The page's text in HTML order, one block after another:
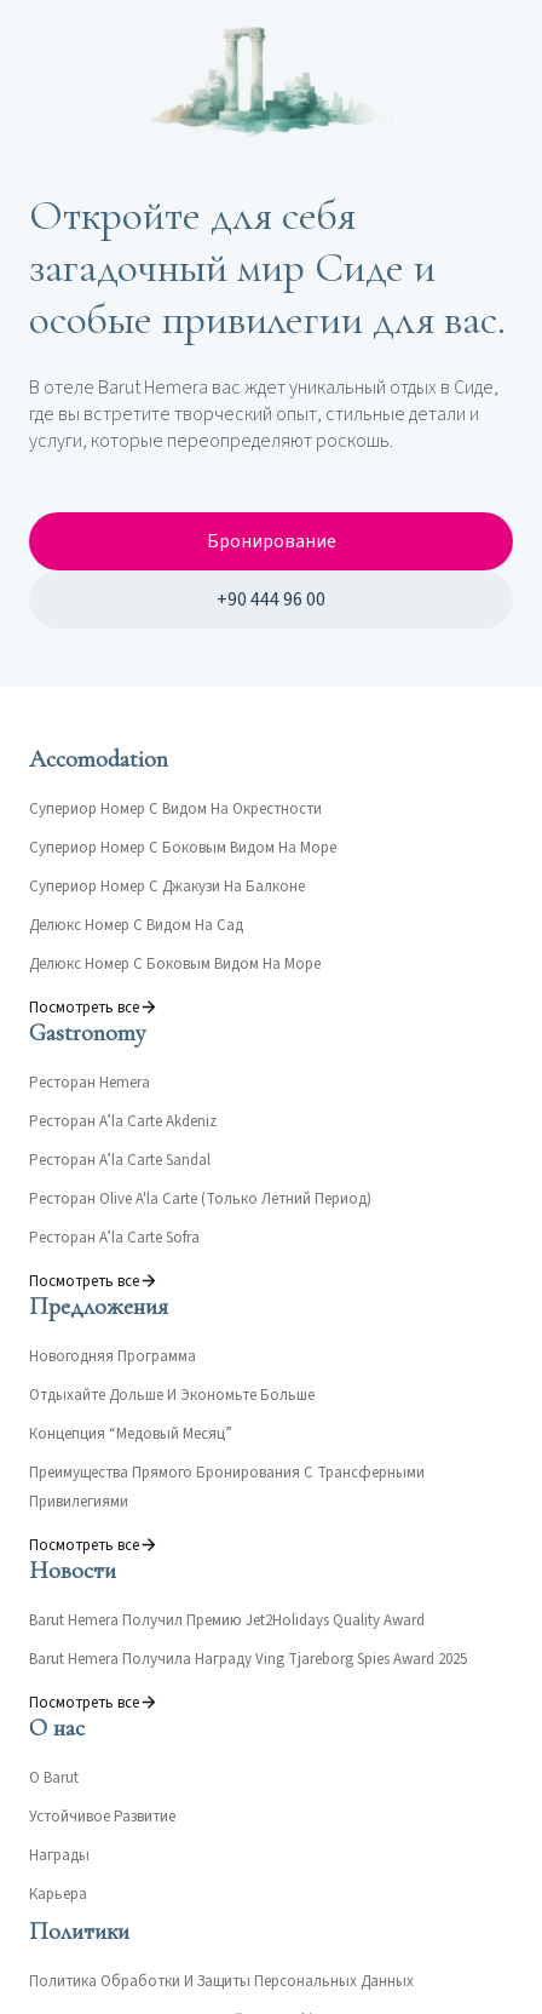
Откройте для себя
загадочный мир Сиде и
особые привилегии для вас.
В отеле Barut Hemera вас ждет уникальный отдых в Сиде,
где вы встретите творческий опыт, стильные детали и
услуги, которые переопределяют роскошь.
Бронирование
+90 444 96 00
Accomodation
Супериор Номер С Видом На Окрестности
Супериор Номер С Боковым Видом На Море
Супериор Номер С Джакузи На Балконе
Делюкс Номер С Видом На Сад
Делюкс Номер С Боковым Видом На Море
Посмотреть все
Gastronomy
Ресторан Hemera
Ресторан A’la Carte Akdeniz
Ресторан A’la Carte Sandal
Ресторан Olive A'la Carte (Только Летний Период)
Ресторан A’la Carte Sofra
Посмотреть все
Предложения
Новогодняя Программа
Отдыхайте Дольше И Экономьте Больше
Концепция “Медовый Месяц”
Преимущества Прямого Бронирования С Трансферными
Привилегиями
Посмотреть все
Новости
Barut Hemera Получил Премию Jet2Holidays Quality Award
Barut Hemera Получила Награду Ving Tjareborg Spies Award 2025
Посмотреть все
О нас
О Barut
Устойчивое Развитие
Награды
Карьера
Политики
Политика Обработки И Защиты Персональных Данных